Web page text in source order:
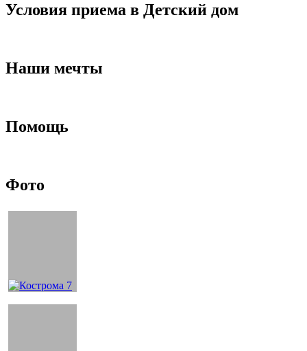
Условия приема в Детский дом
Наши мечты
Помощь
Фото